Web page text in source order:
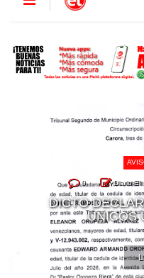
0 Diario El
DICTO
ÚNICOS